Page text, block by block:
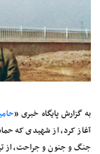
به گزارش پایگاه خبری «
آغاز کرد، از شهیدی که
جنگ و جنون و جراحت، از